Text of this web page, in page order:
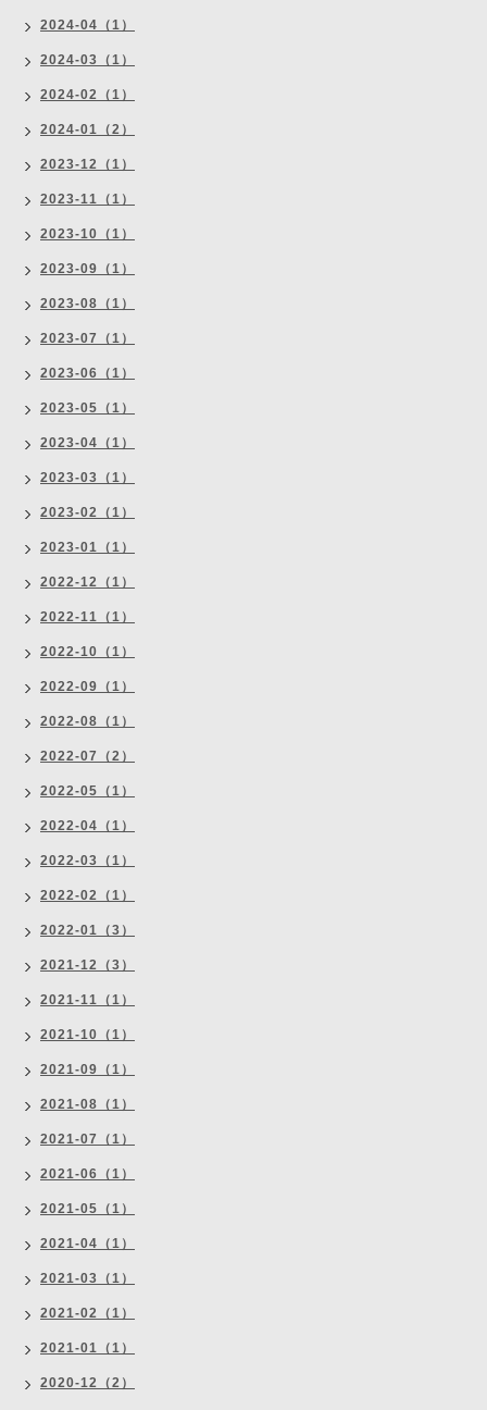
2024-04（1）
2024-03（1）
2024-02（1）
2024-01（2）
2023-12（1）
2023-11（1）
2023-10（1）
2023-09（1）
2023-08（1）
2023-07（1）
2023-06（1）
2023-05（1）
2023-04（1）
2023-03（1）
2023-02（1）
2023-01（1）
2022-12（1）
2022-11（1）
2022-10（1）
2022-09（1）
2022-08（1）
2022-07（2）
2022-05（1）
2022-04（1）
2022-03（1）
2022-02（1）
2022-01（3）
2021-12（3）
2021-11（1）
2021-10（1）
2021-09（1）
2021-08（1）
2021-07（1）
2021-06（1）
2021-05（1）
2021-04（1）
2021-03（1）
2021-02（1）
2021-01（1）
2020-12（2）